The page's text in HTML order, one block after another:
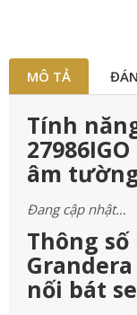
MÔ TẢ
Tính
âm
Đang cập nhật…
Thông số
Grandera
nối bát